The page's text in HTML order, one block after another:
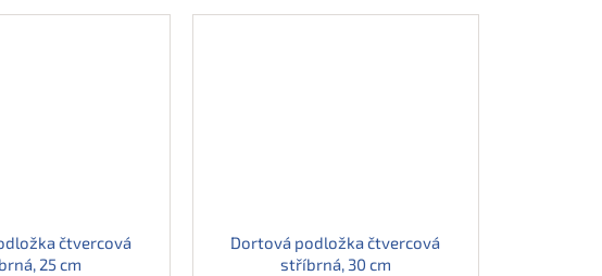
čtvercová
25 cm
Dortová podložka čtvercová
stříbrná, 30 cm